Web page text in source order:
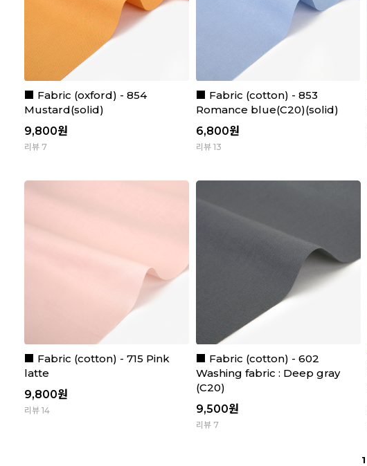
■ Fabric (oxford) - 854
Mustard(solid)
9,800원
리뷰 7
■ Fabric (cotton) - 853
Romance blue(C20)(solid)
6,800원
리뷰 13
■ Fabric (cotton) - 715 Pink
latte
9,800원
리뷰 14
■ Fabric (cotton) - 602
Washing fabric : Deep gray
(C20)
9,500원
리뷰 7
1